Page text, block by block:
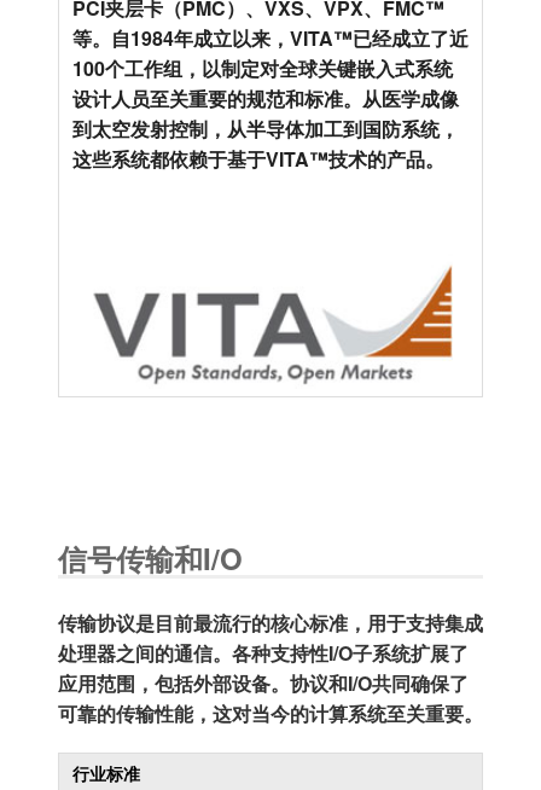
PCI夹层卡（PMC）、VXS、VPX、FMC™
等。自1984年成立以来，VITA™已经成立了近
100个工作组，以制定对全球关键嵌入式系统
设计人员至关重要的规范和标准。从医学成像
到太空发射控制，从半导体加工到国防系统，
这些系统都依赖于基于VITA™技术的产品。
信号传输和I/O
传输协议是目前最流行的核心标准，用于支持集成
处理器之间的通信。各种支持性I/O子系统扩展了
应用范围，包括外部设备。协议和I/O共同确保了
可靠的传输性能，这对当今的计算系统至关重要。
行业标准